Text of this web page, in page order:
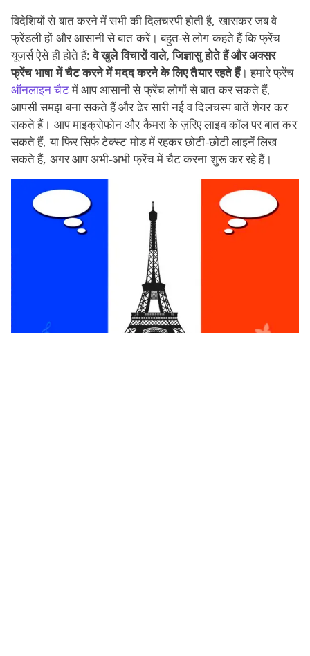
विदेशियों से बात करने में सभी की दिलचस्पी होती है, खासकर जब वे
फ्रेंडली हों और आसानी से बात करें। बहुत‑से लोग कहते हैं कि फ्रेंच
यूज़र्स ऐसे ही होते हैं:वे खुले विचारों वाले, जिज्ञासु होते हैं और अक्सर
फ्रेंच भाषा में चैट करने में मदद करने के लिए तैयार रहते हैं। हमारे फ्रेंच
ऑनलाइन चैटमें आप आसानी से फ्रेंच लोगों से बात कर सकते हैं,
आपसी समझ बना सकते हैं और ढेर सारी नई व दिलचस्प बातें शेयर कर
सकते हैं। आप माइक्रोफोन और कैमरा के ज़रिए लाइव कॉल पर बात कर
सकते हैं, या फिर सिर्फ टेक्स्ट मोड में रहकर छोटी‑छोटी लाइनें लिख
सकते हैं, अगर आप अभी‑अभी फ्रेंच में चैट करना शुरू कर रहे हैं।